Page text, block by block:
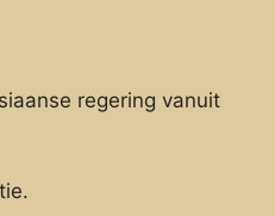
regering vanuit